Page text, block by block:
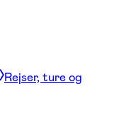
Rejser, ture og